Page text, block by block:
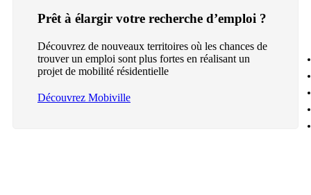
Prêt à élargir votre recherche d’emploi ?
Découvrez de nouveaux territoires où les chances de
trouver un emploi sont plus fortes en réalisant un
projet de mobilité résidentielle
Découvrez Mobiville